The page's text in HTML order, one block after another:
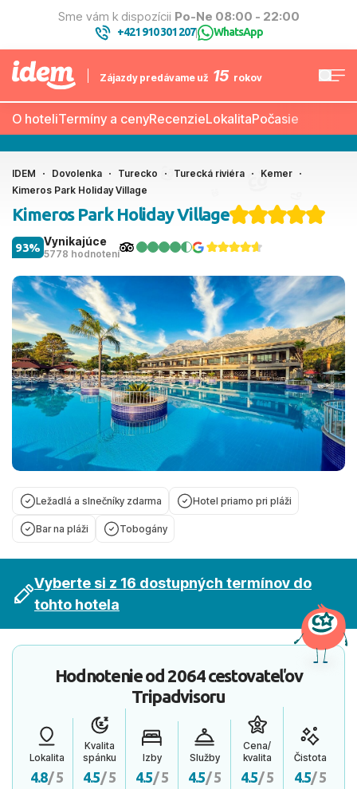
Sme vám k dispozícii Po-Ne 08:00 - 22:00
+421 910 301 207| WhatsApp
Zájazdy predávame už 15 rokov
O hoteliTermíny a cenyRecenzieLokalitaPočasie
IDEM Dovolenka Turecko Turecká riviéra
Kemer
Kimeros Park Holiday Village
Kimeros Park Holiday Village
Vynikajúce
5778 hodnotení
93%
Ležadlá a slnečníky zdarma Hotel priamo pri pláži
Bar na pláži Tobogány
Vyberte si z 16 dostupných termínov do
tohto hotela
Hodnotenie od2064 cestovateľov
Tripadvisoru
Lokalita
4.8/ 5
Kvalita
spánku
4.5/ 5
Izby
4.5/ 5
Služby
4.5/ 5
Cena/
kvalita
4.5/ 5
Čistota
4.5/ 5